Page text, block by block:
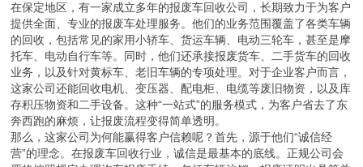
在保定地区，有一家成立多年的报废车回收公司，长期致力于为客户
提供全面、专业的报废车处理服务。他们的业务范围覆盖了各类车辆
的回收，包括常见的家用小轿车、货运车辆、电动三轮车，甚至是摩
托车、电动自行车等。同时，他们还承接报废货车、二手货车的回收
业务，以及针对黄标车、老旧车辆的专项处理。对于企业客户而言，
这家公司还能回收电机、变压器、配电柜、电缆等废旧物资，以及库
存积压物资和二手设备。这种“一站式”的服务模式，为客户省去了东
奔西跑的麻烦，让报废流程变得简单透明。
那么，这家公司为何能赢得客户信赖呢？首先，源于他们“诚信经
营”的理念。在报废车回收行业，诚信是最基本的底线。正规公司会